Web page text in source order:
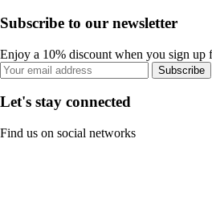
Subscribe to our newsletter
Enjoy a 10% discount when you sign up
Subscribe
Let's stay connected
Find us on social networks